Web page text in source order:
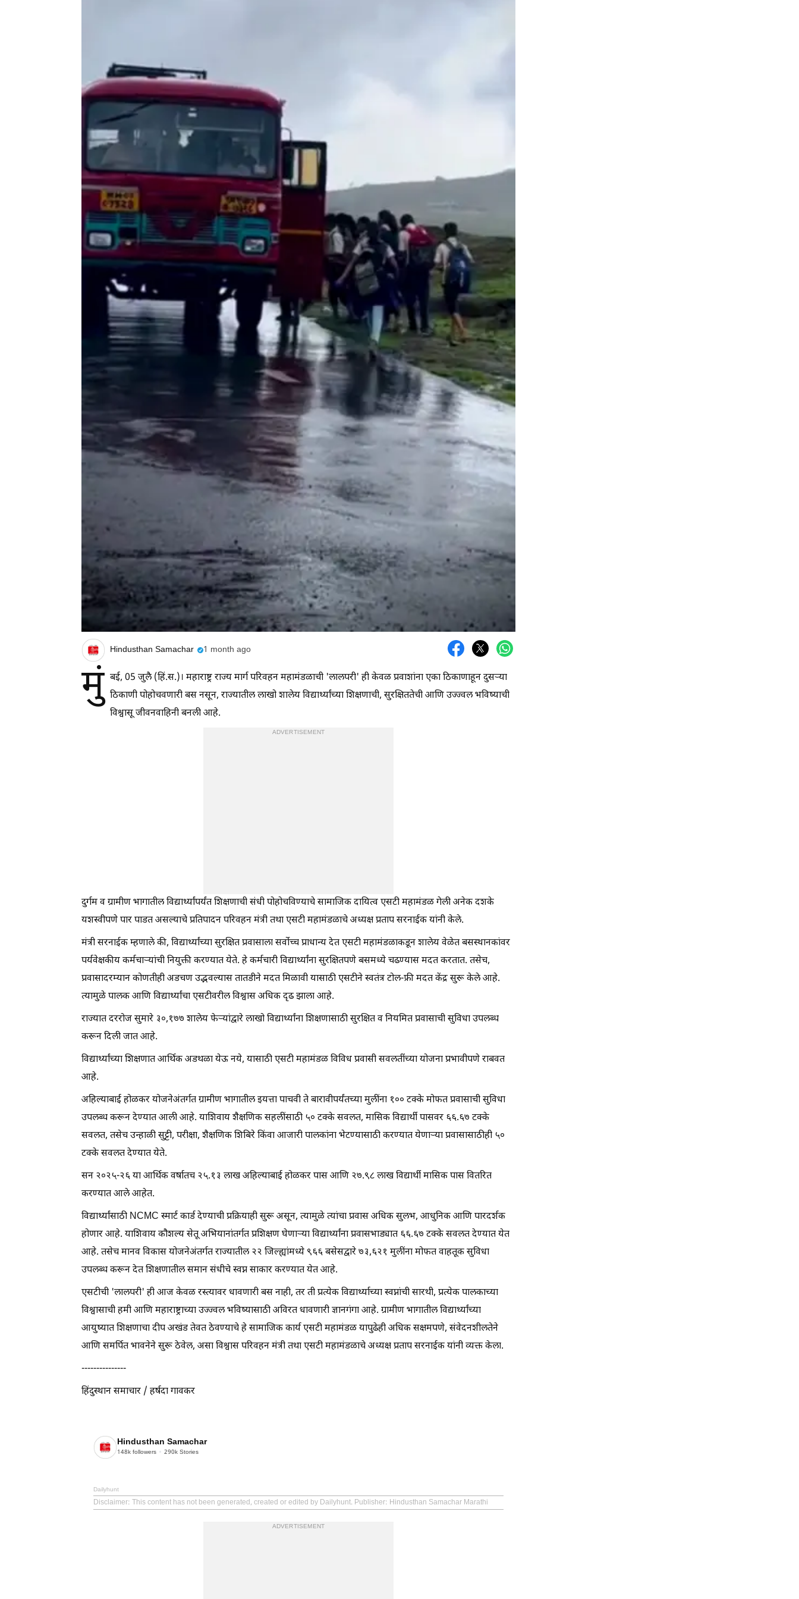
Hindusthan Samachar 1 month ago
मुं बई, 05 जुलै (हिं.स.)। महाराष्ट्र राज्य मार्ग परिवहन महामंडळाची 'लालपरी' ही केवळ प्रवाशांना एका ठिकाणाहून दुसऱ्या
ठिकाणी पोहोचवणारी बस नसून, राज्यातील लाखो शालेय विद्यार्थ्यांच्या शिक्षणाची, सुरक्षिततेची आणि उज्ज्वल भविष्याची
विश्वासू जीवनवाहिनी बनली आहे.
ADVERTISEMENT
दुर्गम व ग्रामीण भागातील विद्यार्थ्यांपर्यंत शिक्षणाची संधी पोहोचविण्याचे सामाजिक दायित्व एसटी महामंडळ गेली अनेक दशके
यशस्वीपणे पार पाडत असल्याचे प्रतिपादन परिवहन मंत्री तथा एसटी महामंडळाचे अध्यक्ष प्रताप सरनाईक यांनी केले.
मंत्री सरनाईक म्हणाले की, विद्यार्थ्यांच्या सुरक्षित प्रवासाला सर्वोच्च प्राधान्य देत एसटी महामंडळाकडून शालेय वेळेत बसस्थानकांवर
पर्यवेक्षकीय कर्मचाऱ्यांची नियुक्ती करण्यात येते. हे कर्मचारी विद्यार्थ्यांना सुरक्षितपणे बसमध्ये चढण्यास मदत करतात. तसेच,
प्रवासादरम्यान कोणतीही अडचण उद्भवल्यास तातडीने मदत मिळावी यासाठी एसटीने स्वतंत्र टोल-फ्री मदत केंद्र सुरू केले आहे.
त्यामुळे पालक आणि विद्यार्थ्यांचा एसटीवरील विश्वास अधिक दृढ झाला आहे.
राज्यात दररोज सुमारे ३०,१७७ शालेय फेऱ्यांद्वारे लाखो विद्यार्थ्यांना शिक्षणासाठी सुरक्षित व नियमित प्रवासाची सुविधा उपलब्ध
करून दिली जात आहे.
विद्यार्थ्यांच्या शिक्षणात आर्थिक अडथळा येऊ नये, यासाठी एसटी महामंडळ विविध प्रवासी सवलतींच्या योजना प्रभावीपणे राबवत
आहे.
अहिल्याबाई होळकर योजनेअंतर्गत ग्रामीण भागातील इयत्ता पाचवी ते बारावीपर्यंतच्या मुलींना १०० टक्के मोफत प्रवासाची सुविधा
उपलब्ध करून देण्यात आली आहे. याशिवाय शैक्षणिक सहलींसाठी ५० टक्के सवलत, मासिक विद्यार्थी पासवर ६६.६७ टक्के
सवलत, तसेच उन्हाळी सुट्टी, परीक्षा, शैक्षणिक शिबिरे किंवा आजारी पालकांना भेटण्यासाठी करण्यात येणाऱ्या प्रवासासाठीही ५०
टक्के सवलत देण्यात येते.
सन २०२५-२६ या आर्थिक वर्षातच २५.१३ लाख अहिल्याबाई होळकर पास आणि २७.९८ लाख विद्यार्थी मासिक पास वितरित
करण्यात आले आहेत.
विद्यार्थ्यांसाठी NCMC स्मार्ट कार्ड देण्याची प्रक्रियाही सुरू असून, त्यामुळे त्यांचा प्रवास अधिक सुलभ, आधुनिक आणि पारदर्शक
होणार आहे. याशिवाय कौशल्य सेतू अभियानांतर्गत प्रशिक्षण घेणाऱ्या विद्यार्थ्यांना प्रवासभाड्यात ६६.६७ टक्के सवलत देण्यात येत
आहे. तसेच मानव विकास योजनेअंतर्गत राज्यातील २२ जिल्ह्यांमध्ये ९६६ बसेसद्वारे ७३,६२१ मुलींना मोफत वाहतूक सुविधा
उपलब्ध करून देत शिक्षणातील समान संधीचे स्वप्न साकार करण्यात येत आहे.
एसटीची 'लालपरी' ही आज केवळ रस्त्यावर धावणारी बस नाही, तर ती प्रत्येक विद्यार्थ्याच्या स्वप्नांची सारथी, प्रत्येक पालकाच्या
विश्वासाची हमी आणि महाराष्ट्राच्या उज्ज्वल भविष्यासाठी अविरत धावणारी ज्ञानगंगा आहे. ग्रामीण भागातील विद्यार्थ्यांच्या
आयुष्यात शिक्षणाचा दीप अखंड तेवत ठेवण्याचे हे सामाजिक कार्य एसटी महामंडळ यापुढेही अधिक सक्षमपणे, संवेदनशीलतेने
आणि समर्पित भावनेने सुरू ठेवेल, असा विश्वास परिवहन मंत्री तथा एसटी महामंडळाचे अध्यक्ष प्रताप सरनाईक यांनी व्यक्त केला.
---------------
हिंदुस्थान समाचार / हर्षदा गावकर
Hindusthan Samachar
148k followers 290k Stories
Dailyhunt
Disclaimer: This content has not been generated, created or edited by Dailyhunt. Publisher: Hindusthan Samachar Marathi
ADVERTISEMENT